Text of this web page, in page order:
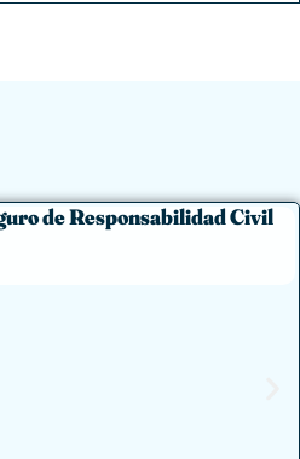
de Responsabilidad Civil